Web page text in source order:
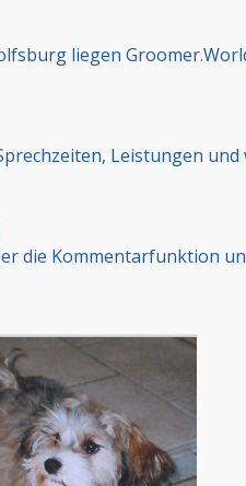
liegen
Leistungen und
die Kommentarfunktion